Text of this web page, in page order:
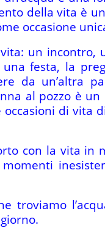
della vita è
occasione
un incontro,
festa, la
da un’altra
al pozzo è
di vita
con la vita in
troviamo